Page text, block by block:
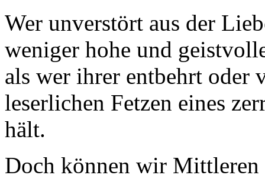
Wer unverstört aus der
weniger hohe und
als wer ihrer entbehrt oder
leserlichen Fetzen eines
hält.
Doch können wir Mittleren